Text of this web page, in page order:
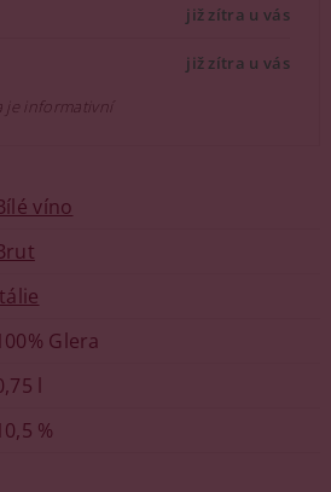
již zítra u vás
již zítra u vás
je informativní
víno
Glera
l
%